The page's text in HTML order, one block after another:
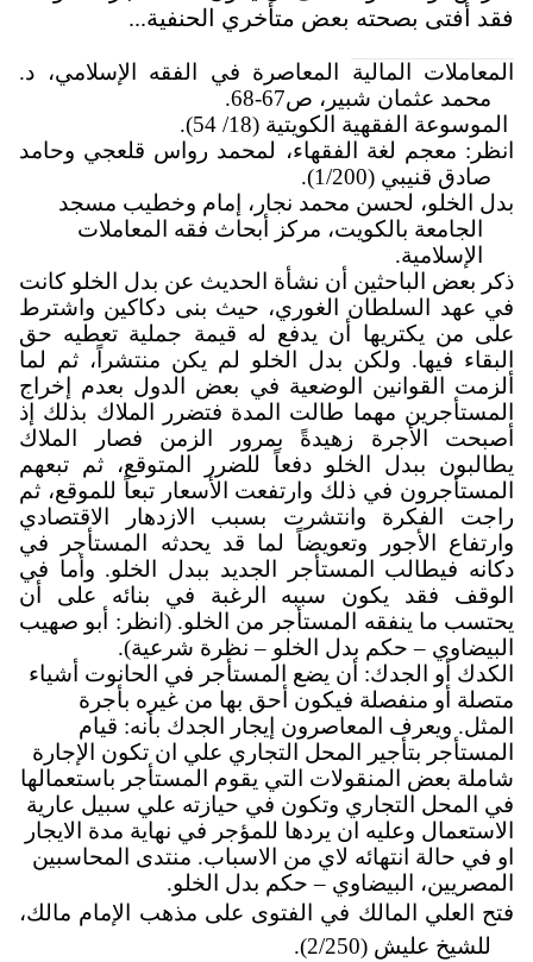
فقد أفتى بصحته بعض متأخري الحنفية...
المعاملات المالية المعاصرة في الفقه الإسلامي، د.
محمد عثمان شبير، ص67-68.
الموسوعة الفقهية الكويتية (18/ 54
(
.
انظر: معجم لغة الفقهاء، لمحمد رواس قلعجي وحامد
صادق قنيبي (1/200).
بدل الخلو، لحسن محمد نجار، إمام وخطيب مسجد
الجامعة بالكويت، مركز أبحاث فقه المعاملات
الإسلامية.
ذكر بعض الباحثين أن نشأة الحديث عن بدل الخلو كانت
في عهد السلطان الغوري، حيث بنى دكاكين واشترط
على من يكتريها أن يدفع له قيمة جملية تعطيه حق
البقاء فيها. ولكن بدل الخلو لم يكن منتشراً، ثم لما
ألزمت القوانين الوضعية في بعض الدول بعدم إخراج
المستأجرين مهما طالت المدة فتضرر الملاك بذلك إذ
أصبحت الأجرة زهيدةً بمرور الزمن فصار الملاك
يطالبون ببدل الخلو دفعاً للضرر المتوقع، ثم تبعهم
المستأجرون في ذلك وارتفعت الأسعار تبعاً للموقع، ثم
راجت الفكرة وانتشرت بسبب الازدهار الاقتصادي
وارتفاع الأجور وتعويضاً لما قد يحدثه المستأجر في
دكانه فيطالب المستأجر الجديد ببدل الخلو. وأما في
الوقف فقد يكون سببه الرغبة في بنائه على أن
يحتسب ما ينفقه المستأجر من الخلو. (انظر: أبو صهيب
البيضاوي – حكم بدل الخلو – نظرة شرعية).
الكدك أو الجدك: أن يضع المستأجر في الحانوت أشياء
متصلة أو منفصلة فيكون أحق بها من غيره بأجرة
المثل. ويعرف المعاصرون إيجار الجدك بأنه: قيام
المستأجر بتأجير المحل التجاري علي ان تكون الإجارة
شاملة بعض المنقولات التي يقوم المستأجر باستعمالها
في المحل التجاري وتكون في حيازته علي سبيل عارية
الاستعمال وعليه ان يردها للمؤجر في نهاية مدة الايجار
او في حالة انتهائه لاي من الاسباب. منتدى المحاسبين
المصريين، البيضاوي – حكم بدل الخلو.
فتح العلي المالك في الفتوى على مذهب الإمام مالك،
للشيخ عليش (2/250).